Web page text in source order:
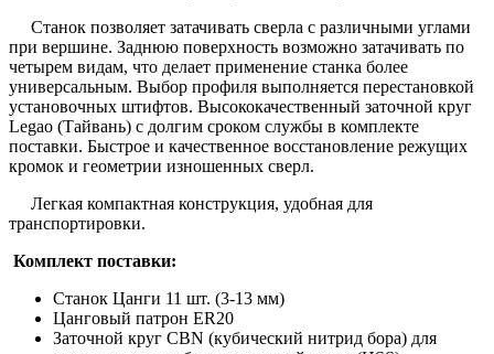
Станок позволяет затачивать сверла с различными углами
при вершине. Заднюю поверхность возможно затачивать по
четырем видам, что делает применение станка более
универсальным. Выбор профиля выполняется перестановкой
установочных штифтов. Высококачественный заточной круг
Legao (Тайвань) с долгим сроком службы в комплекте
поставки. Быстрое и качественное восстановление режущих
кромок и геометрии изношенных сверл.
Легкая компактная конструкция, удобная для
транспортировки.
Комплект поставки:
Станок Цанги 11 шт. (3-13 мм)
Цанговый патрон ER20
Заточной круг CBN (кубический нитрид бора) для